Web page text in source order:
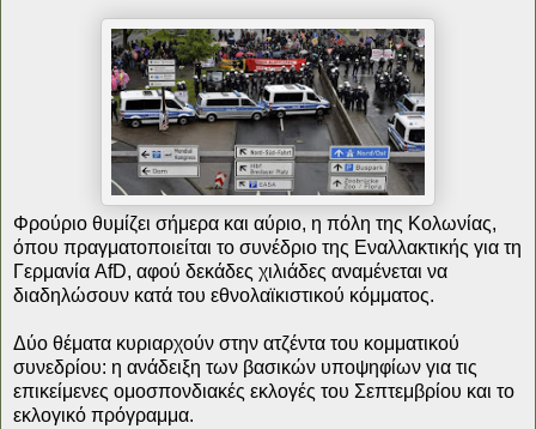
Φρούριο θυμίζει σήμερα και αύριο, η πόλη της Κολωνίας,
όπου πραγματοποιείται το συνέδριο της Εναλλακτικής για τη
Γερμανία AfD, αφού δεκάδες χιλιάδες αναμένεται να
διαδηλώσουν κατά του εθνολαϊκιστικού κόμματος.
Δύο θέματα κυριαρχούν στην ατζέντα του κομματικού
συνεδρίου: η ανάδειξη των βασικών υποψηφίων για τις
επικείμενες ομοσπονδιακές εκλογές του Σεπτεμβρίου και το
εκλογικό πρόγραμμα.